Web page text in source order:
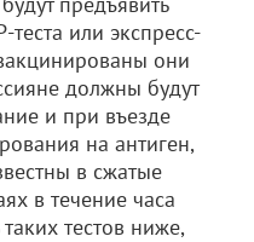
или экспресс-
они
должны будут
и при въезде
на антиген,
в сжатые
в течение часа
тестов ниже,